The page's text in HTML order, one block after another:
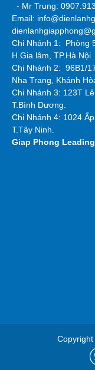
- Mr Trung:
Email:
Chi Nhánh 1: Phòng
H.Gia lâm, TP.Hà Nội
Chi Nhánh 2: 96B1/
Nha Trang, Khánh
Chi Nhánh 3: 123T
T.Bình Dương.
Chi Nhánh 4: 1024
T.Tây Ninh.
Giap Phong